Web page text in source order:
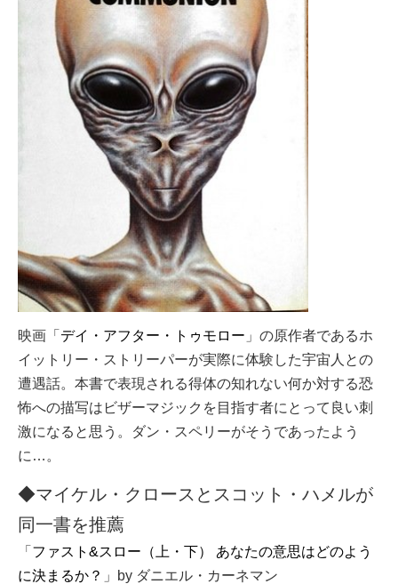
映画「 デイ・アフター・トゥモロー 」の原作者であるホ
イットリー・ストリーパーが実際に体験した宇宙人との
遭遇話。本書で表現される得体の知れない何か対する恐
怖への描写はビザーマジックを目指す者にとって良い刺
激になると思う。ダン・スペリーがそうであったよう
に…。
◆マイケル・クロースとスコット・ハメルが
同一書を推薦
「 ファスト&スロー（上・下） あなたの意思はどのよう
に決まるか？ 」by ダニエル・カーネマン